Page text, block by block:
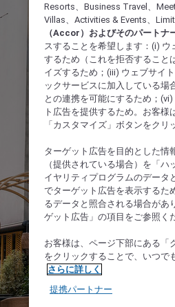
Resorts、Business Travel、
Villas、Activities & Events、
（Accor）およびそのパートナ
スすることを希望します：(i)
するため（これを拒否すること
イズするため；(iii) ウェブサイ
ックサービスに加入している場
との連携を可能にするため；
ト広告を提供するため。お客
「カスタマイズ」ボタンをク
ターゲット広告を目的とした情
（提供されている場合）を「
イヤリティプログラムのデータ
でターゲット広告を表示するた
るデータと照合される場合があ
ゲット広告」の項目をご参照く
お客様は、ページ下部にある「
をクリックすることで、いつで
さらに詳しく
提携パートナー